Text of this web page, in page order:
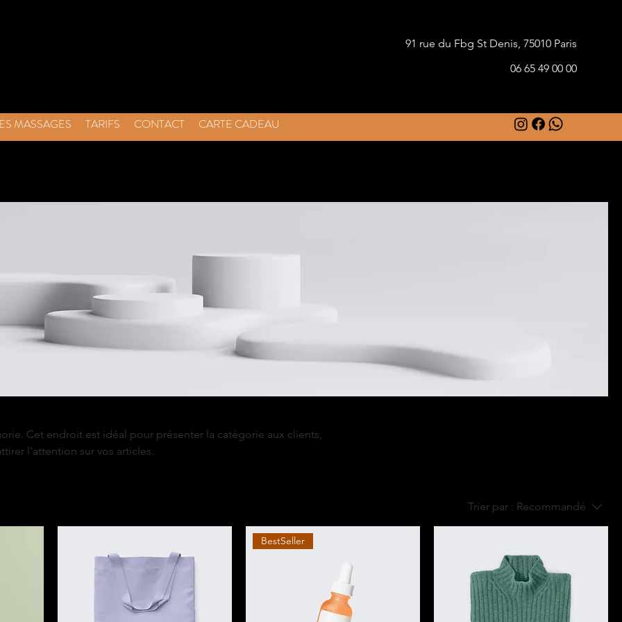
91 rue du Fbg St Denis, 75010 Paris
06 65 49 00 00
MASSAGES TARIFS CONTACT CARTE CADEAU
Cet endroit est idéal pour présenter la catégorie aux clients,
l'attention sur vos articles.
Trier par : Recommandé
BestSeller